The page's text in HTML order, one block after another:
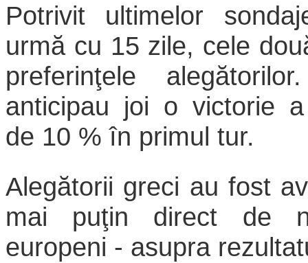
Potrivit ultimelor
urmă cu 15 zile, cele
preferinţele
anticipau joi o victorie
de 10 % în primul tur.
Alegătorii greci au fost
mai puţin direct de
europeni - asupra